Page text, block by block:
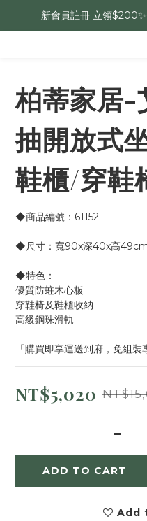
新會員註冊 立領
柏蒂家居-
抽開放式
鞋櫃/穿鞋
◆商品編號：61152
◆尺寸：寬90x深40x高
◆特色：
優質防蛀木心板
穿鞋椅及鞋櫃收納
高級鋼珠滑軌
「購買即享運送到府，免組裝
NT$5,020
ADD TO CART
Add